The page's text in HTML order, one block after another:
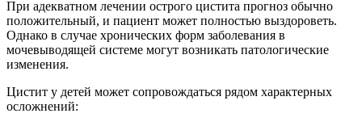
При адекватном лечении острого цистита прогноз обычно
положительный, и пациент может полностью выздороветь.
Однако в случае хронических форм заболевания в
мочевыводящей системе могут возникать патологические
изменения.
Цистит у детей может сопровождаться рядом характерных
осложнений: